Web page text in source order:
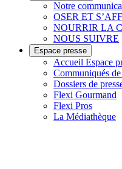
Notre
OSER ET
NOURRIR LA
NOUS SUIVRE
Espace presse
Accueil Espace
Communiqués de
Dossiers de
Flexi Gourmand
Flexi Pros
La Médiathèque